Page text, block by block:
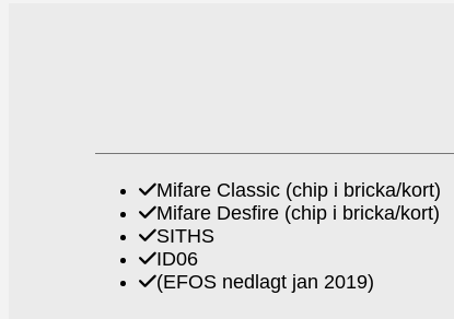
Mifare Classic (chip i bricka/kort)
Mifare Desfire (chip i bricka/kort)
SITHS
ID06
(EFOS nedlagt jan 2019)